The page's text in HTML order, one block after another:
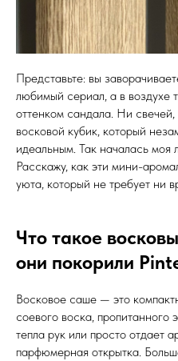
Представьте: вы
любимый сериал, а в воздухе
оттенком сандала. Ни
восковой кубик, который
идеальным. Так началась
Расскажу, как эти мини-
уюта, который не требует ни
Что такое
они покорили
Восковое саше — это
соевого воска,
тепла рук или просто отдает
парфюмерная открытка.